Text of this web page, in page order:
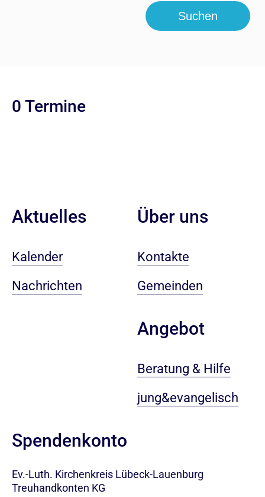
Suchen
0 Termine
Aktuelles
Kalender
Nachrichten
Über uns
Kontakte
Gemeinden
Angebot
Beratung & Hilfe
jung&evangelisch
Spendenkonto
Ev.-Luth. Kirchenkreis Lübeck-Lauenburg
Treuhandkonten KG